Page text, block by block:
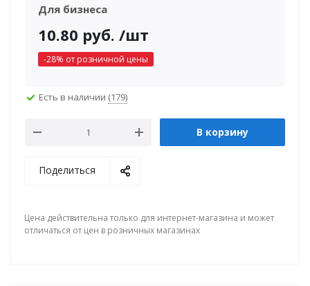
Для бизнеса
10.80 руб. /шт
-28% от розничной цены
Есть в наличии (179)
В корзину
Поделиться
Цена действительна только для интернет-магазина и может
отличаться от цен в розничных магазинах